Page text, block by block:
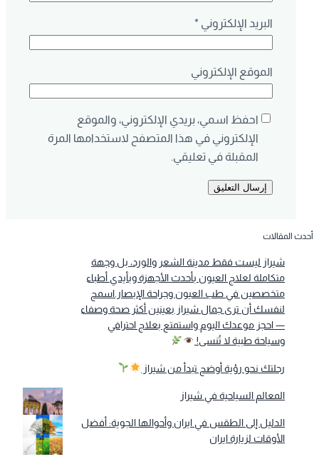
البريد الإلكتروني*
الموقع الإلكتروني
احفظ اسمي، بريدي الإلكتروني، والموقع
الإلكتروني في هذا المتصفح لاستخدامها المرة
المقبلة في تعليقي.
أحدث المقالات
شيراز ليست فقط مدينة الشعر والورد، بل وجهة
متكاملة لعلاج العيون بأحدث الأجهزة وبأيدي أطباء
متخصصين في طب العيون وجراحة الإبصار.اسمح
لنفسك أن ترى جمال شيراز بعينين أكثر صحة وصفاء
— احجز موعدك اليوم واستمتع بعلاج احترافي
وسياحة طبية لا تُنسى!
رحلتك نحو رؤية أوضح تبدأ من شيراز
المعالم السياحية في شيراز
الدليل إلى الطقس في ايران وأحوالها الجوية: أفضل
الأوقات لزيارة ايران